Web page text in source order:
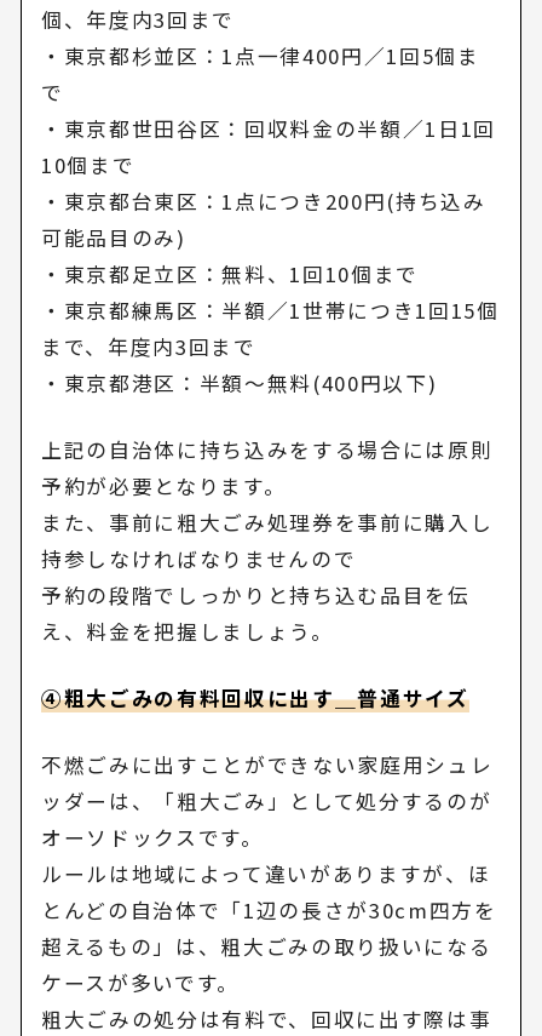
個、年度内3回まで
・東京都杉並区：1点一律400円／1回5個ま
で
・東京都世田谷区：回収料金の半額／1日1回
10個まで
・東京都台東区：1点につき200円(持ち込み
可能品目のみ)
・東京都足立区：無料、1回10個まで
・東京都練馬区：半額／1世帯につき1回15個
まで、年度内3回まで
・東京都港区：半額～無料(400円以下)
上記の自治体に持ち込みをする場合には原則
予約が必要となります。
また、事前に粗大ごみ処理券を事前に購入し
持参しなければなりませんので
予約の段階でしっかりと持ち込む品目を伝
え、料金を把握しましょう。
④粗大ごみの有料回収に出す＿普通サイズ
不燃ごみに出すことができない家庭用シュレ
ッダーは、「粗大ごみ」として処分するのが
オーソドックスです。
ルールは地域によって違いがありますが、ほ
とんどの自治体で「1辺の長さが30cm四方を
超えるもの」は、粗大ごみの取り扱いになる
ケースが多いです。
粗大ごみの処分は有料で、回収に出す際は事